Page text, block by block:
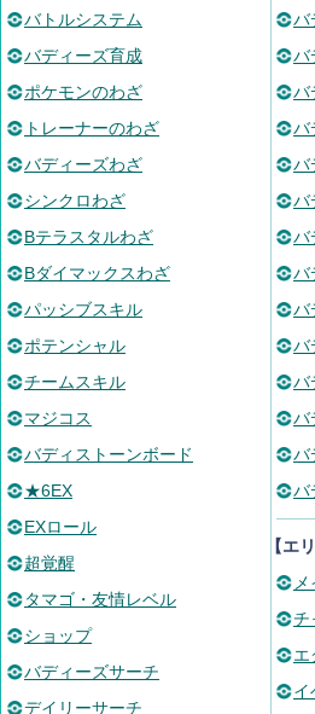
バトルシステム
バディーズ育成
ポケモンのわざ
トレーナーのわざ
バディーズわざ
シンクロわざ
Bテラスタルわざ
Bダイマックスわざ
パッシブスキル
ポテンシャル
チームスキル
マジコス
バディストーンボード
★6EX
EXロール
超覚醒
タマゴ・友情レベル
ショップ
バディーズサーチ
デイリーサーチ
バ
バ
バ
バ
バ
バ
バ
バ
バ
バ
バ
バ
バ
バ
【エ
チ
エ
イ